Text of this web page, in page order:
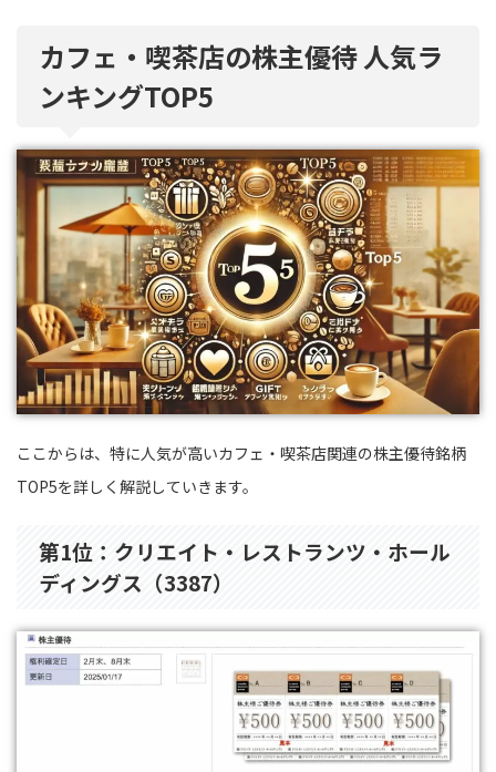
カフェ・喫茶店の株主優待 人気ラ
ンキングTOP5
ここからは、特に人気が高いカフェ・喫茶店関連の株主優待銘柄
TOP5を詳しく解説していきます。
第1位：クリエイト・レストランツ・ホール
ディングス（3387）